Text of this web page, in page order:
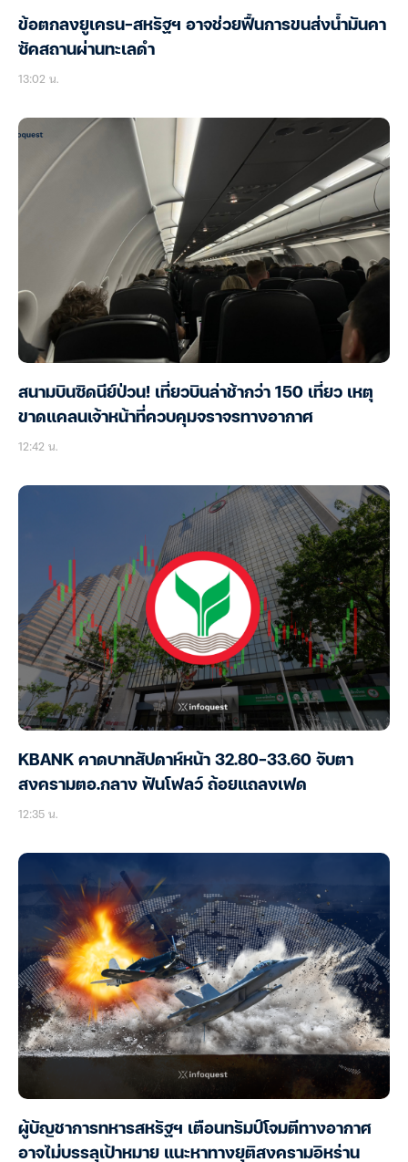
ข้อตกลงยูเครน-สหรัฐฯ อาจช่วยฟื้นการขนส่งน้ำมันคา
ซัคสถานผ่านทะเลดำ
13:02 น.
สนามบินซิดนีย์ป่วน! เที่ยวบินล่าช้ากว่า 150 เที่ยว เหตุ
ขาดแคลนเจ้าหน้าที่ควบคุมจราจรทางอากาศ
12:42 น.
KBANK คาดบาทสัปดาห์หน้า 32.80-33.60 จับตา
สงครามตอ.กลาง ฟันโฟลว์ ถ้อยแถลงเฟด
12:35 น.
ผู้บัญชาการทหารสหรัฐฯ เตือนทรัมป์โจมตีทางอากาศ
อาจไม่บรรลุเป้าหมาย แนะหาทางยุติสงครามอิหร่าน